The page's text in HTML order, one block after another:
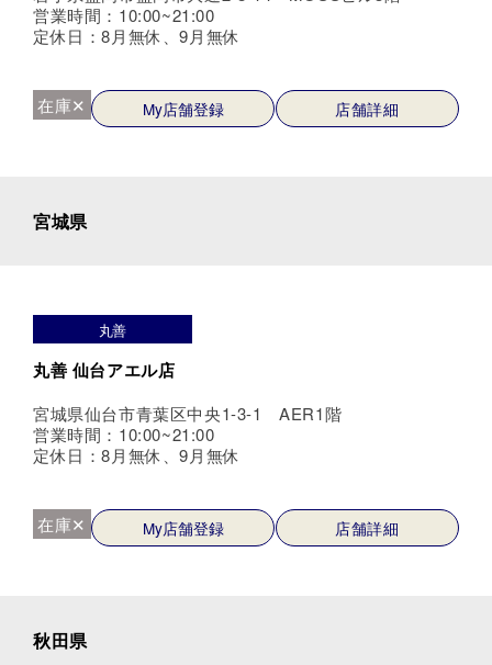
営業時間：10:00~21:00
定休日：8月無休、9月無休
在庫✕ My店舗登録 店舗詳細
宮城県
丸善
丸善 仙台アエル店
宮城県仙台市青葉区中央1-3-1 AER1階
営業時間：10:00~21:00
定休日：8月無休、9月無休
在庫✕ My店舗登録 店舗詳細
秋田県